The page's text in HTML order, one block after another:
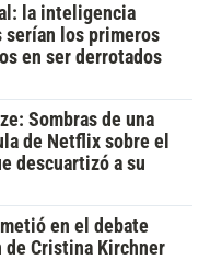
la inteligencia
los primeros
en ser derrotados
Sombras de una
de Netflix sobre el
descuartizó a su
en el debate
Cristina Kirchner